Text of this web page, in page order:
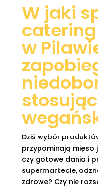
W jaki
w
Dziś wybór
przypominają mięso
czy gotowe dania i
supermarkecie,
zdrowe? Czy nie